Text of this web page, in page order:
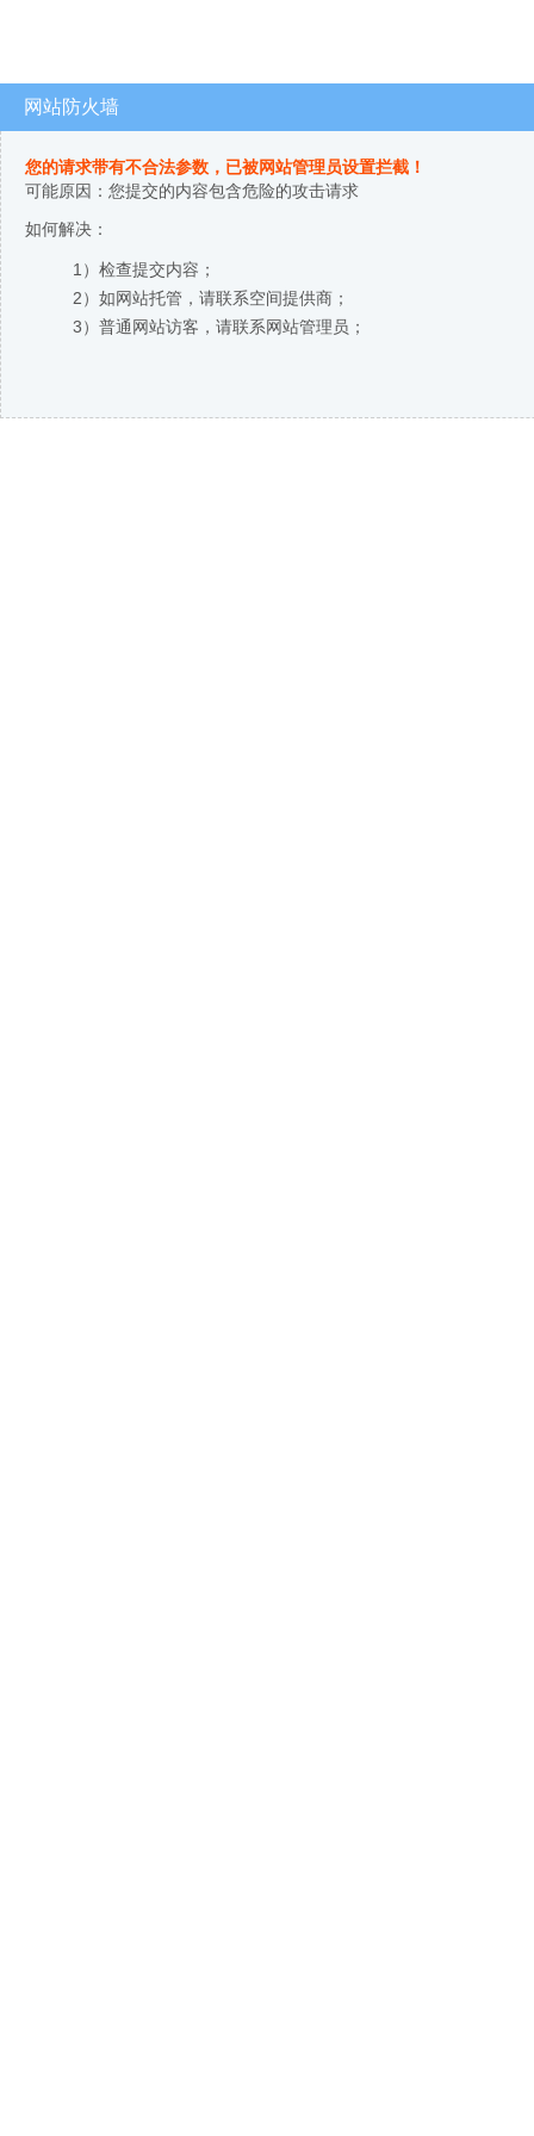
网站防火墙
您的请求带有不合法参数，已被网站管理员设置拦截！
可能原因：您提交的内容包含危险的攻击请求
如何解决：
1）检查提交内容；
2）如网站托管，请联系空间提供商；
3）普通网站访客，请联系网站管理员；